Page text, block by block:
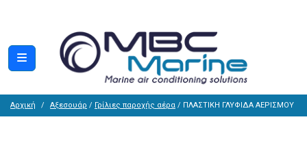
Αρχική Αξεσουάρ / Γρίλιες παροχής αέρα / ΠΛΑΣΤΙΚΗ ΓΛΥΦΙΔΑ ΑΕΡΙΣΜΟΥ